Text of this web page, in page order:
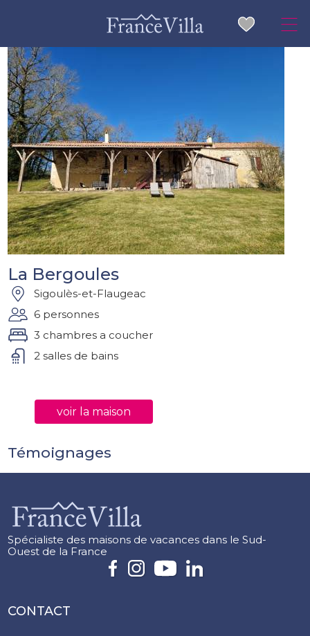
La Bergoules
Sigoulès-et-Flaugeac
6 personnes
3 chambres a coucher
2 salles de bains
voir la maison
Témoignages
Spécialiste des maisons de vacances dans le Sud-
Ouest de la France
CONTACT